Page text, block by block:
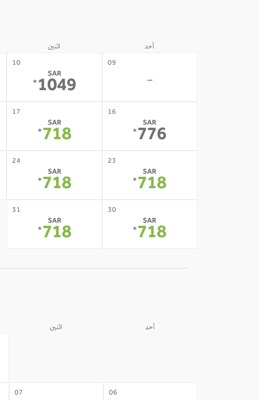
أحد اثنين
09
-
10
SAR
1049
*
16
SAR
776
*
17
SAR
718
*
23
SAR
718
*
24
SAR
718
*
30
SAR
718
*
31
SAR
718
*
أحد اثنين
06
07